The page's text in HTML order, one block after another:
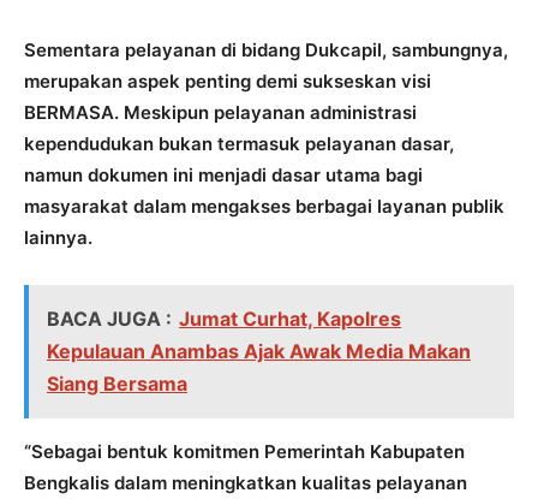
Sementara pelayanan di bidang Dukcapil, sambungnya,
merupakan aspek penting demi sukseskan visi
BERMASA. Meskipun pelayanan administrasi
kependudukan bukan termasuk pelayanan dasar,
namun dokumen ini menjadi dasar utama bagi
masyarakat dalam mengakses berbagai layanan publik
lainnya.
BACA JUGA : Jumat Curhat, Kapolres
Kepulauan Anambas Ajak Awak Media Makan
Siang Bersama
“Sebagai bentuk komitmen Pemerintah Kabupaten
Bengkalis dalam meningkatkan kualitas pelayanan